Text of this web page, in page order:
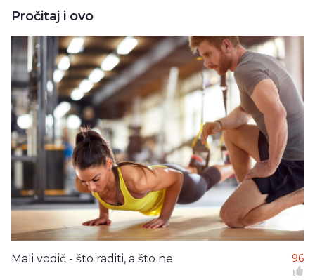
Pročitaj i ovo
Mali vodič - što raditi, a što ne 96